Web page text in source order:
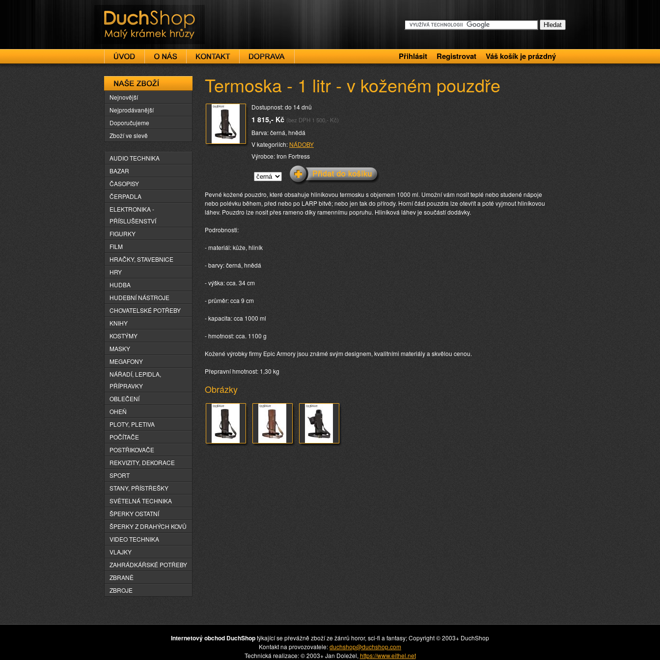
DuchShop
Přihlásit Registrovat Váš košík je prázdný
Termoska - 1 litr - v koženém pouzdře
Dostupnost: do 14 dnů
1 815,- Kč (bez DPH 1 500,- Kč)
Barva: černá, hnědá
V kategoriích:NÁDOBY
Výrobce: Iron Fortress
Pevné kožené pouzdro, které obsahuje hliníkovou termosku s objemem 1000 ml. Umožní vám nosit teplé nebo studené nápoje
nebo polévku během, před nebo po LARP bitvě; nebo jen tak do přírody. Horní část pouzdra lze otevřít a poté vyjmout hliníkovou
láhev. Pouzdro lze nosit přes rameno díky ramennímu popruhu. Hliníková láhev je součástí dodávky.
Podrobnosti:
- materiál: kůže, hliník
- barvy: černá, hnědá
- výška: cca. 34 cm
- průměr: cca 9 cm
- kapacita: cca 1000 ml
- hmotnost: cca. 1100 g
Kožené výrobky firmy Epic Armory jsou známé svým designem, kvalitními materiály a skvělou cenou.
Přepravní hmotnost: 1,30 kg
Obrázky
Naše zboží
Nejnovější
Nejprodávanější
Doporučujeme
Zboží ve slevě
AUDIO TECHNIKA
BAZAR
ČASOPISY
ČERPADLA
ELEKTRONIKA -
PŘÍSLUŠENSTVÍ
FIGURKY
FILM
HRAČKY, STAVEBNICE
HRY
HUDBA
HUDEBNÍ NÁSTROJE
CHOVATELSKÉ POTŘEBY
KNIHY
KOSTÝMY
MASKY
MEGAFONY
NÁŘADÍ, LEPIDLA,
PŘÍPRAVKY
OBLEČENÍ
OHEŇ
PLOTY, PLETIVA
POČÍTAČE
POSTŘIKOVAČE
REKVIZITY, DEKORACE
SPORT
STANY, PŘÍSTŘEŠKY
SVĚTELNÁ TECHNIKA
ŠPERKY OSTATNÍ
ŠPERKY Z DRAHÝCH KOVŮ
VIDEO TECHNIKA
VLAJKY
ZAHRÁDKÁŘSKÉ POTŘEBY
ZBRANĚ
ZBROJE
Internetový obchod DuchShoptýkající se převážně zboží ze žánrů horor, sci-fi a fantasy; Copyright © 2003+ DuchShop
Kontakt na provozovatele:duchshop@duchshop.com
Technická realizace: © 2003+ Jan Doležel, https://www.eithel.net